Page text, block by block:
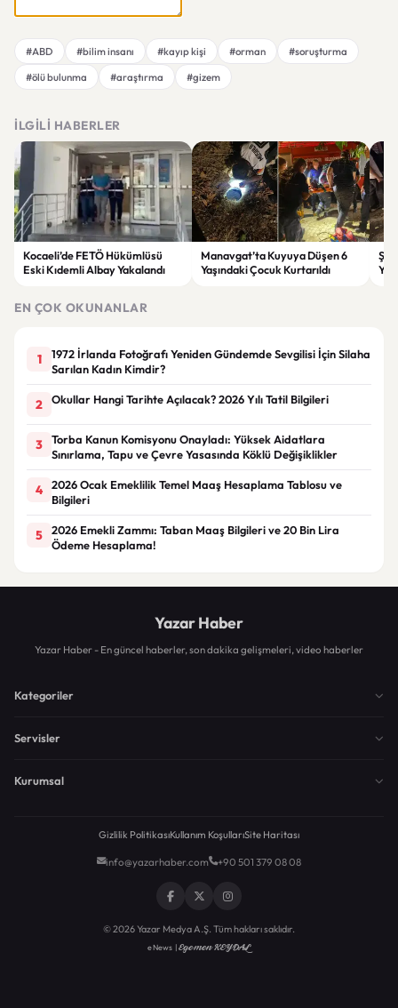
#ABD #bilim insanı #kayıp kişi #orman
#soruşturma
#ölü bulunma
#araştırma #gizem
İLGILI HABERLER
Kocaeli’de FETÖ Hükümlüsü
Eski Kıdemli Albay Yakalandı
Manavgat’ta Kuyuya Düşen 6
Yaşındaki Çocuk Kurtarıldı
EN ÇOK OKUNANLAR
1
1972 İrlanda Fotoğrafı Yeniden Gündemde Sevgilisi İçin Silaha
Sarılan Kadın Kimdir?
2 Okullar Hangi Tarihte Açılacak? 2026 Yılı Tatil Bilgileri
3
Torba Kanun Komisyonu Onayladı: Yüksek Aidatlara
Sınırlama, Tapu ve Çevre Yasasında Köklü Değişiklikler
4
2026 Ocak Emeklilik Temel Maaş Hesaplama Tablosu ve
Bilgileri
5
2026 Emekli Zammı: Taban Maaş Bilgileri ve 20 Bin Lira
Ödeme Hesaplama!
Yazar Haber
Yazar Haber - En güncel haberler, son dakika gelişmeleri, video haberler
Kategoriler
Servisler
Kurumsal
Gizlilik PolitikasıKullanım KoşullarıSite Haritası
info@yazarhaber.com +90 501 379 08 08
© 2026 Yazar Medya A.Ş. Tüm hakları saklıdır.
eNews |Egemen KEYDAL